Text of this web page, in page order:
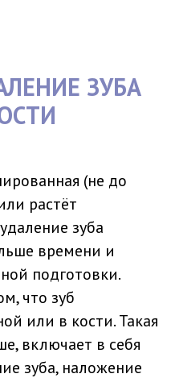
ЗУБА
(не до
растёт
зуба
времени и
подготовки.
что зуб
или в кости. Такая
включает в себя
зуба, наложение